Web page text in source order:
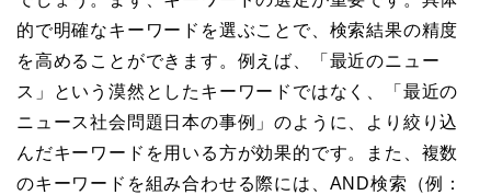
的で明確なキーワードを選ぶことで、検索結果の精度
を高めることができます。例えば、「最近のニュー
ス」という漠然としたキーワードではなく、「最近の
ニュース社会問題日本の事例」のように、より絞り込
んだキーワードを用いる方が効果的です。また、複数
のキーワードを組み合わせる際には、AND検索（例：